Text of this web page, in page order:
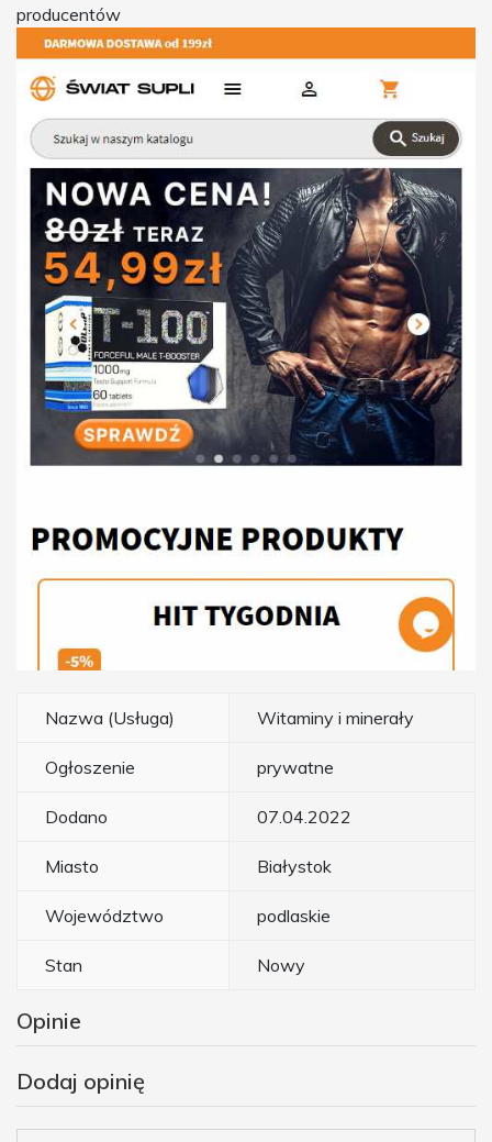
producentów
Nazwa (Usługa) Witaminy i minerały
Ogłoszenie prywatne
Dodano 07.04.2022
Miasto Białystok
Województwo podlaskie
Stan Nowy
Opinie
Dodaj opinię